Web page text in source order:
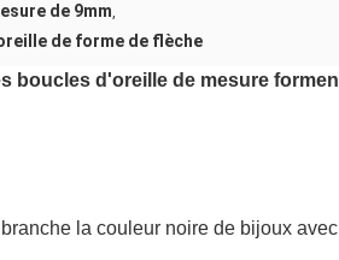
de 9mm,
de forme de flèche
boucles d'oreille de mesure
la couleur noire de bijoux